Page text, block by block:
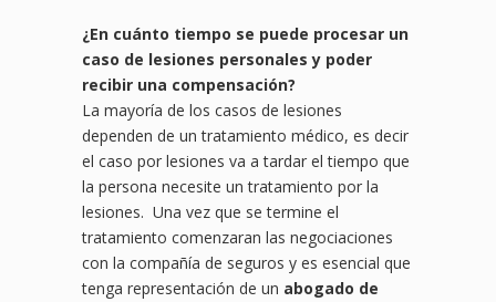
¿En cuánto tiempo se puede procesar un
caso de lesiones personales y poder
recibir una compensación?
La mayoría de los casos de lesiones
dependen de un tratamiento médico, es decir
el caso por lesiones va a tardar el tiempo que
la persona necesite un tratamiento por la
lesiones. Una vez que se termine el
tratamiento comenzaran las negociaciones
con la compañía de seguros y es esencial que
tenga representación de un abogado de